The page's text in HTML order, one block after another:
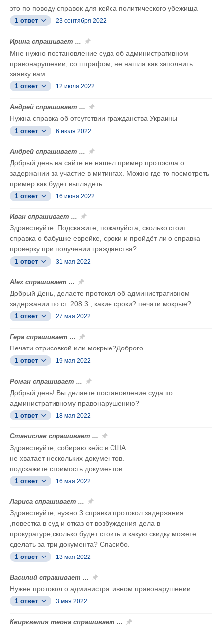
это по поводу справок для кейса политического убежища
1 ответ 23 сентября 2022
Ирина спрашивает ...
Мне нужно постановление суда об административном
правонарушении, со штрафом, не нашла как заполнить
заявку вам
1 ответ 12 июля 2022
Андрей спрашивает ...
Нужна справка об отсутствии гражданства Украины
1 ответ 6 июля 2022
Андрей спрашивает ...
Добрый день на сайте не нашел пример протокола о
задержании за участие в митингах. Можно где то посмотреть
пример как будет выглядеть
1 ответ 16 июня 2022
Иван спрашивает ...
Здравствуйте. Подскажите, пожалуйста, сколько стоит
справка о бабушке еврейке, сроки и пройдёт ли о справка
проверку при получении гражданства?
1 ответ 31 мая 2022
Alex спрашивает ...
Добрый День, делаете протокол об административном
задержании по ст. 208.3 , какие сроки? печати мокрые?
1 ответ 27 мая 2022
Гера спрашивает ...
Печати отрисовкой или мокрые?Доброго
1 ответ 19 мая 2022
Роман спрашивает ...
Добрый день! Вы делаете постановление суда по
административному правонарушению?
1 ответ 18 мая 2022
Станислав спрашивает ...
Здравствуйте, собираю кейс в США
не хватает нескольких документов.
подскажите стоимость документов
1 ответ 16 мая 2022
Лариса спрашивает ...
Здравствуйте, нужно 3 справки протокол задержания
,повестка в суд и отказ от возбуждения дела в
прокуратуре,сколько будет стоить и какую скидку можете
сделать за три документа? Спасибо.
1 ответ 13 мая 2022
Василий спрашивает ...
Нужен протокол о административном правонарушении
1 ответ 3 мая 2022
Квирквелия теона спрашивает ...